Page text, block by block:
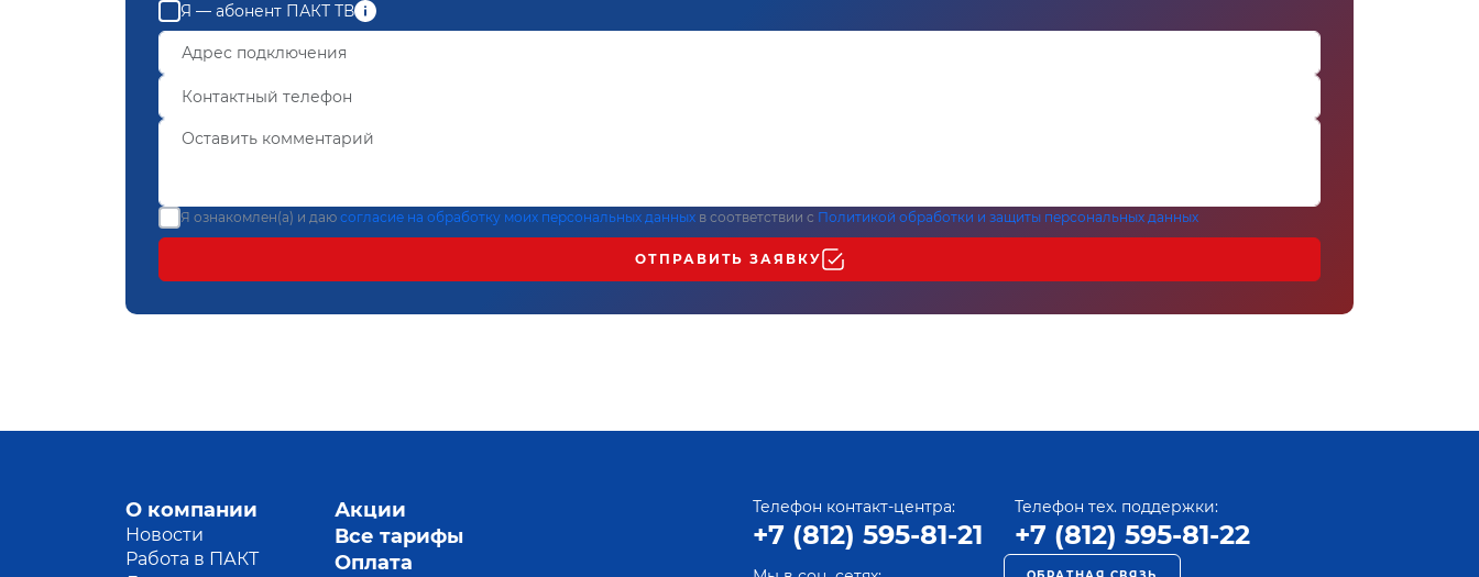
Я — абонент ПАКТ ТВ
Я ознакомлен(а) и даю согласие на обработку моих персональных данных в соответствии с Политикой обработки и защиты персональных данных
ОТПРАВИТЬ ЗАЯВКУ
О компании
Новости
Работа в ПАКТ
Акции
Все тарифы
Оплата
Телефон контакт-центра:
+7 (812) 595-81-21
Телефон тех. поддержки:
+7 (812) 595-81-22